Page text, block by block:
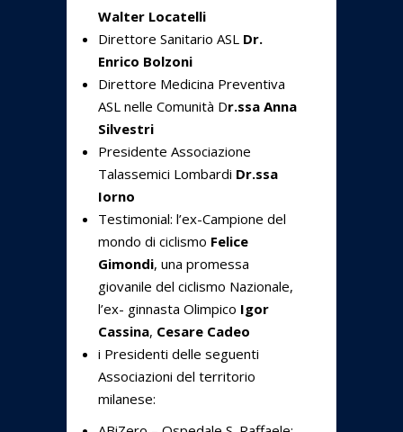
Walter Locatelli
Direttore Sanitario ASL Dr.
Enrico Bolzoni
Direttore Medicina Preventiva
ASL nelle Comunità Dr.ssa Anna
Silvestri
Presidente Associazione
Talassemici Lombardi Dr.ssa
Iorno
Testimonial: l’ex-Campione del
mondo di ciclismo Felice
Gimondi, una promessa
giovanile del ciclismo Nazionale,
l’ex- ginnasta Olimpico Igor
Cassina, Cesare Cadeo
i Presidenti delle seguenti
Associazioni del territorio
milanese: